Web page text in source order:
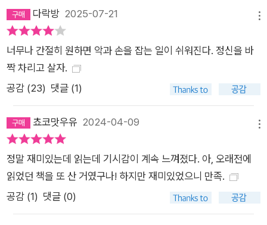
는가)’, 그리고 ‘오래된 명문가의 이야기’라고 소개한다. 하지만
이 다섯 단편에서 또 주목해야 할 요소는 ‘독서가를 위해 마련된
예사롭지 않은 복선’이다. 전작에서도 고전 명작들을 곳곳에 배치
하며 작가 본인의 고전에의 애착과 어마어마한 독서량을 짐작케
했던 요네자와 호노부는, 본작이 ‘바벨의 모임’을 소재로 한 만큼
동서고금의 작품들을 원 없이 언급한다. 그는 셰익스피어와 같은
고전 명작은 물론이고, G. K. 체스터턴, 존 딕슨 카, 스탠리 엘린
등 서양의 고전 미스터리 작가, 또 일본의 고전 미스터리 및 환상
문학 작가 등을 끊임없이 상기시키며 암호 같은 복선을 쌓아나간
다. 미스터리를 오랫동안 읽어온 독자들이라면 어쩌면 작가가 배
치한 복선으로부터 기묘한 진상을 짐작해볼 수도 있을지도 모른
다. “미스터리의 미학이란, 독자가 풀어낼 수 있도록 쓰는 것이라
다락방 2025-07-21
너무나 간절히 원하면 악과 손을 잡는 일이 쉬워진다. 정신을 바
짝 차리고 살자.
공감 (23) 댓글 (1)
쵸코맛우유 2024-04-09
정말 재미있는데 읽는데 기시감이 계속 느껴졌다. 아, 오래전에
읽었던 책을 또 산 거였구나! 하지만 재미있었으니 만족.
공감 (1) 댓글 (0)